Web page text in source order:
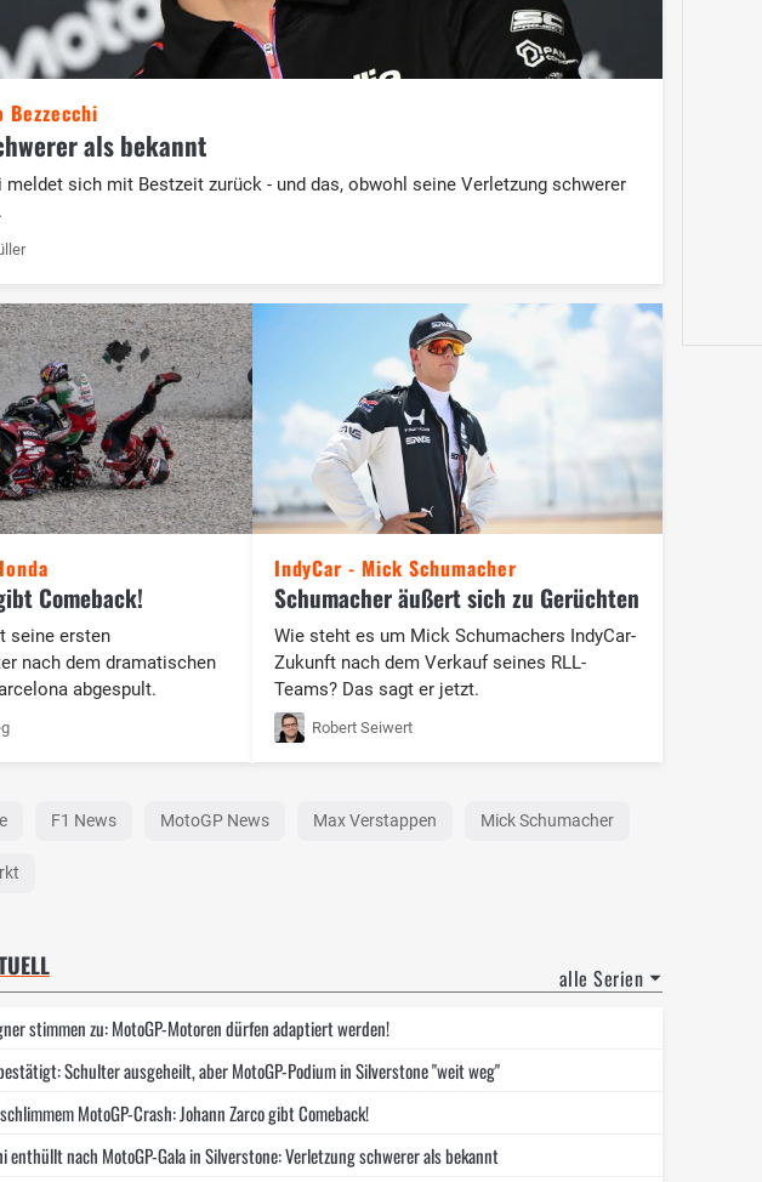
Bezzecchi
als bekannt
meldet sich mit Bestzeit zurück - und das, obwohl seine Verletzung schwerer
Comeback!
seine ersten
nach dem dramatischen
abgespult.
IndyCar - Mick Schumacher
Schumacher äußert sich zu Gerüchten
Wie steht es um Mick Schumachers IndyCar-
Zukunft nach dem Verkauf seines RLL-
Teams? Das sagt er jetzt.
Robert Seiwert
F1 News MotoGP News Max Verstappen Mick Schumacher
alle Serien
stimmen zu: MotoGP-Motoren dürfen adaptiert werden!
Schulter ausgeheilt, aber MotoGP-Podium in Silverstone "weit weg"
MotoGP-Crash: Johann Zarco gibt Comeback!
enthüllt nach MotoGP-Gala in Silverstone: Verletzung schwerer als bekannt